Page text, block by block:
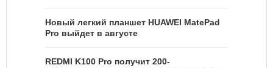
Новый легкий планшет HUAWEI MatePad
Pro выйдет в августе
REDMI K100 Pro получит 200-